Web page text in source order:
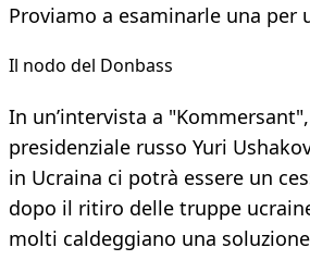
Proviamo a esaminarle una per
Il nodo del Donbass
In un’intervista a
presidenziale russo Yuri
in Ucraina ci potrà essere un
dopo il ritiro delle truppe
molti caldeggiano una